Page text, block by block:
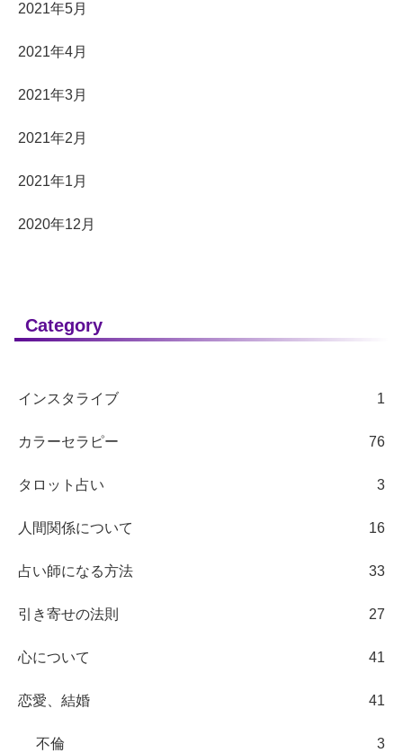
2021年5月
2021年4月
2021年3月
2021年2月
2021年1月
2020年12月
Category
インスタライブ 1
カラーセラピー 76
タロット占い 3
人間関係について 16
占い師になる方法 33
引き寄せの法則 27
心について 41
恋愛、結婚 41
不倫 3